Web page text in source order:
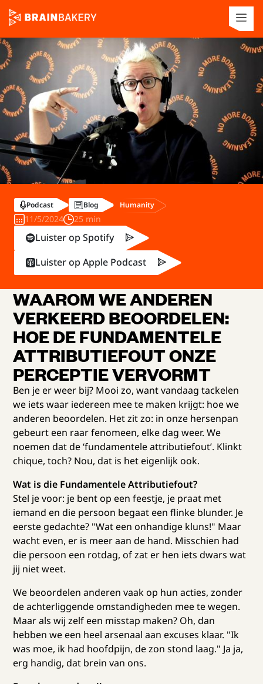
WAAROM WE ANDEREN
VERKEERD BEOORDELEN:
HOE DE FUNDAMENTELE
ATTRIBUTIEFOUT ONZE
PERCEPTIE VERVORMT
Ben je er weer bij? Mooi zo, want vandaag tackelen
we iets waar iedereen mee te maken krijgt: hoe we
anderen beoordelen. Het zit zo: in onze hersenpan
gebeurt een raar fenomeen, elke dag weer. We
noemen dat de ‘fundamentele attributiefout’. Klinkt
chique, toch? Nou, dat is het eigenlijk ook.
Wat is die Fundamentele Attributiefout?
Stel je voor: je bent op een feestje, je praat met
iemand en die persoon begaat een flinke blunder. Je
eerste gedachte? "Wat een onhandige kluns!" Maar
wacht even, er is meer aan de hand. Misschien had
die persoon een rotdag, of zat er hen iets dwars wat
jij niet weet.
We beoordelen anderen vaak op hun acties, zonder
de achterliggende omstandigheden mee te wegen.
Maar als wij zelf een misstap maken? Oh, dan
hebben we een heel arsenaal aan excuses klaar. "Ik
was moe, ik had hoofdpijn, de zon stond laag." Ja ja,
erg handig, dat brein van ons.
Podcast Blog Humanity
11/5/2024 25 min
Luister op Spotify
Luister op Apple Podcast